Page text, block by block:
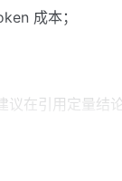
成本；
议在引用定量结